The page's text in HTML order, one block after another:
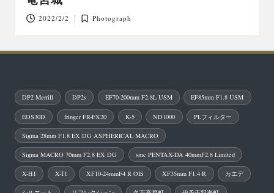
2022/2/2
Posted
Photograph
DP2 Merrill DP2s EF70-200mm F2.8L USM EF85mm F1.8 USM
EOS30D fringer FR-FX20 K-5 ND1000 PLフィルター
Sigma 28mm F1.8 EX DG ASPHERICAL MACRO
Sigma MACRO 70mm F2.8 EX DG smc PENTAX-DA 40mmF2.8 Limited
X-H1 X-T1 XF10-24mmF4 R OIS XF35mm F1.4 R カエデ